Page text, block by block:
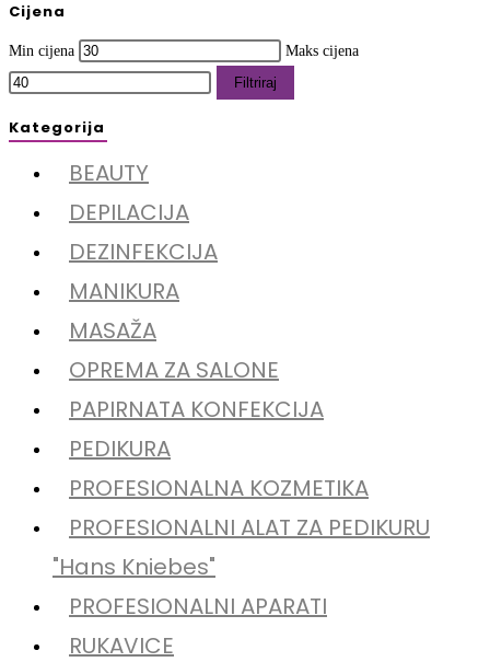
Cijena
Min cijena
Maks cijena
Filtriraj
Kategorija
BEAUTY
DEPILACIJA
DEZINFEKCIJA
MANIKURA
MASAŽA
OPREMA ZA SALONE
PAPIRNATA KONFEKCIJA
PEDIKURA
PROFESIONALNA KOZMETIKA
PROFESIONALNI ALAT ZA PEDIKURU
"Hans Kniebes"
PROFESIONALNI APARATI
RUKAVICE